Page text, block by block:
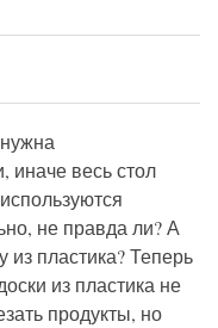
иначе весь стол
не правда ли? А
пластика? Теперь
из пластика не
продукты, но